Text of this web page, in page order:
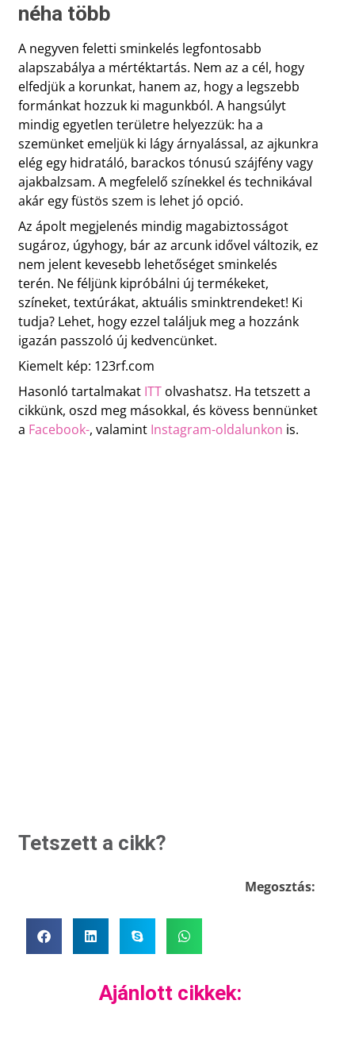
néha több
A negyven feletti sminkelés legfontosabb
alapszabálya a mértéktartás. Nem az a cél, hogy
elfedjük a korunkat, hanem az, hogy a legszebb
formánkat hozzuk ki magunkból. A hangsúlyt
mindig egyetlen területre helyezzük: ha a
szemünket emeljük ki lágy árnyalással, az ajkunkra
elég egy hidratáló, barackos tónusú szájfény vagy
ajakbalzsam. A megfelelő színekkel és technikával
akár egy füstös szem is lehet jó opció.
Az ápolt megjelenés mindig magabiztosságot
sugároz, úgyhogy, bár az arcunk idővel változik, ez
nem jelent kevesebb lehetőséget sminkelés
terén. Ne féljünk kipróbálni új termékeket,
színeket, textúrákat, aktuális sminktrendeket! Ki
tudja? Lehet, hogy ezzel találjuk meg a hozzánk
igazán passzoló új kedvencünket.
Kiemelt kép: 123rf.com
Hasonló tartalmakat ITTolvashatsz. Ha tetszett a
cikkünk, oszd meg másokkal, és kövess bennünket
a Facebook-, valamint Instagram-oldalunkon is.
Tetszett a cikk?
Megosztás:
Ajánlott cikkek: